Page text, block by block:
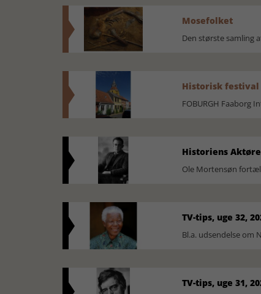
Mosefolket
Den største samling
Historisk festival
FOBURGH Faaborg
Historiens
Ole Mortensøn
TV-tips, uge 32,
Bl.a. udsendelse om
TV-tips, uge 31,